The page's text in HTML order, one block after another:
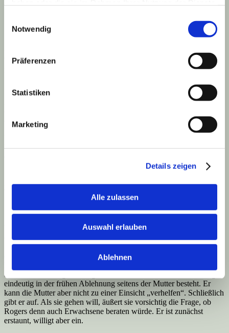
Notwendig
Präferenzen
Statistiken
Marketing
Details zeigen
Alle zulassen
Auswahl erlauben
Ablehnen
arbeitet dort zwölf Jahre (in welcher Zeit er bis zum Direktor jener
Einrichtung aufsteigt) in der entwicklungspsy­chologischen Abtei­
deren Therapie auseinander.
bezeichnen, die Rogers überhaupt erst darauf aufmerksam macht,
Als Schlüsselerlebnis Rogers für die Entwicklung seines eigenen
Therapiekonzepts, wird immer wieder gern dieser Fall einer Mutter
mit ihrem Sohn genannt (s. o. / siehe auch: Quitmann, H.:
Humanistische Psychologie 1996):
Während dieser schwierige Junge, von einem Kollegen Rogers in
einer Spielthera­pie betreut wird, spricht Rogers selber mit dessen
Mutter. Allerdings verlaufen diese Ge­spräche mit der Mutter – in
denen es ausschließlich um das Verhalten ihres Jun­gen und um
äu­ßerst un­befriedigend. Rogers ist klar, daß das Problem des Jungen
eindeutig in der frühen Ab­lehnung seitens der Mutter besteht. Er
kann die Mutter aber nicht zu einer Ein­sicht „verhelfen“. Schließlich
gibt er auf. Als sie gehen will, äußert sie vorsichtig die Frage, ob
Rogers denn auch Erwachsene beraten würde. Er ist zunächst
erstaunt, wil­ligt aber ein.